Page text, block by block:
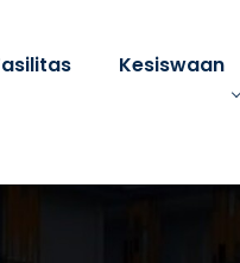
Kesiswaan